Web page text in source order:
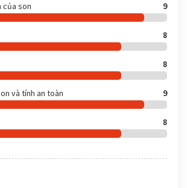
của son 9
8
8
và tính an toàn 9
8